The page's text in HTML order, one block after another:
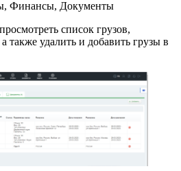
Финансы, Документы
список грузов,
также удалить и добавить грузы в